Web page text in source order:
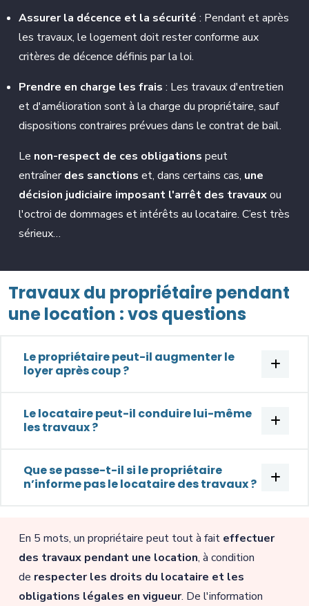
Assurer la décence et la sécurité : Pendant et après
les travaux, le logement doit rester conforme aux
critères de décence définis par la loi.
Prendre en charge les frais : Les travaux d'entretien
et d'amélioration sont à la charge du propriétaire, sauf
dispositions contraires prévues dans le contrat de bail.
Le non-respect de ces obligations peut
entraînerdes sanctions et, dans certains cas, une
décision judiciaire imposant l'arrêt des travauxou
l'octroi de dommages et intérêts au locataire. C’est très
sérieux…
Travaux du propriétaire pendant
une location : vos questions
Le propriétaire peut-il augmenter le
loyer après coup ?
Le locataire peut-il conduire lui-même
les travaux ?
Que se passe-t-il si le propriétaire
n’informe pas le locataire des travaux ?
En 5 mots, un propriétaire peut tout à fait effectuer
des travaux pendant une location, à condition
de respecter les droits du locataire et les
obligations légales en vigueur. De l'information